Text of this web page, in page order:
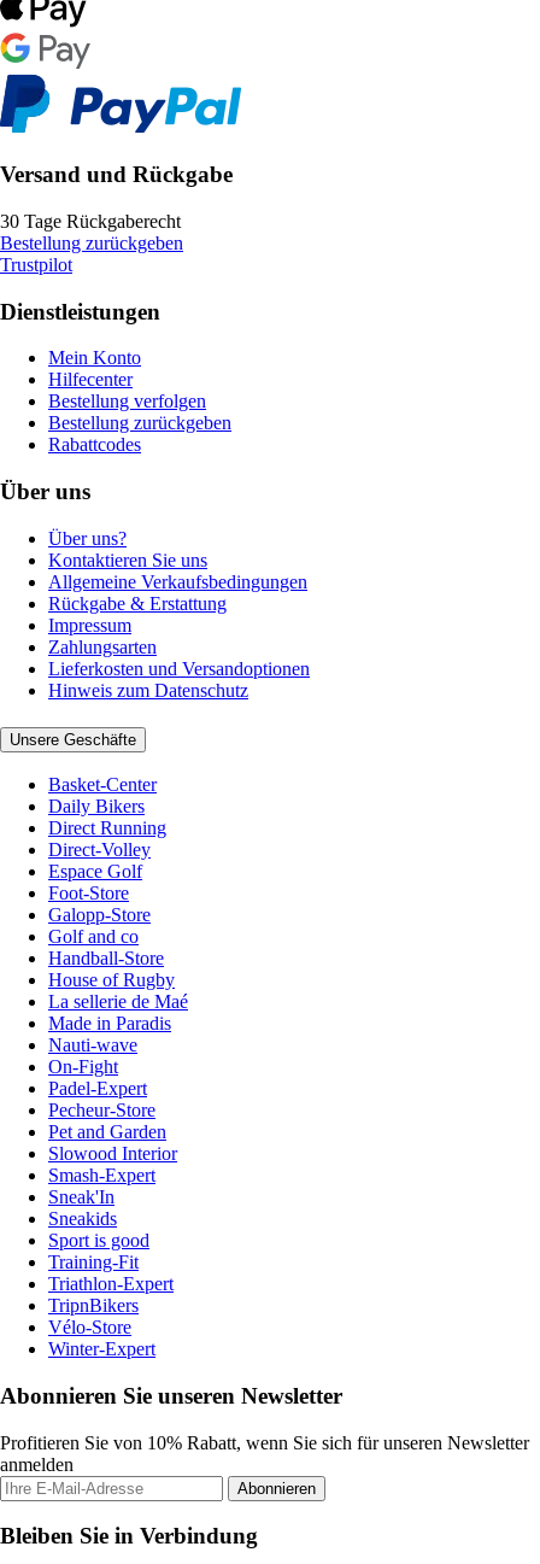
Versand und Rückgabe
30 Tage Rückgaberecht
Bestellung zurückgeben
Trustpilot
Dienstleistungen
Mein Konto
Hilfecenter
Bestellung verfolgen
Bestellung zurückgeben
Rabattcodes
Über uns
Über uns?
Kontaktieren Sie uns
Allgemeine Verkaufsbedingungen
Rückgabe & Erstattung
Impressum
Zahlungsarten
Lieferkosten und Versandoptionen
Hinweis zum Datenschutz
Unsere Geschäfte
Basket-Center
Daily Bikers
Direct Running
Direct-Volley
Espace Golf
Foot-Store
Galopp-Store
Golf and co
Handball-Store
House of Rugby
La sellerie de Maé
Made in Paradis
Nauti-wave
On-Fight
Padel-Expert
Pecheur-Store
Pet and Garden
Slowood Interior
Smash-Expert
Sneak'In
Sneakids
Sport is good
Training-Fit
Triathlon-Expert
TripnBikers
Vélo-Store
Winter-Expert
Abonnieren Sie unseren Newsletter
Profitieren Sie von 10% Rabatt, wenn Sie sich für unseren Newsletter
anmelden
Abonnieren
Bleiben Sie in Verbindung